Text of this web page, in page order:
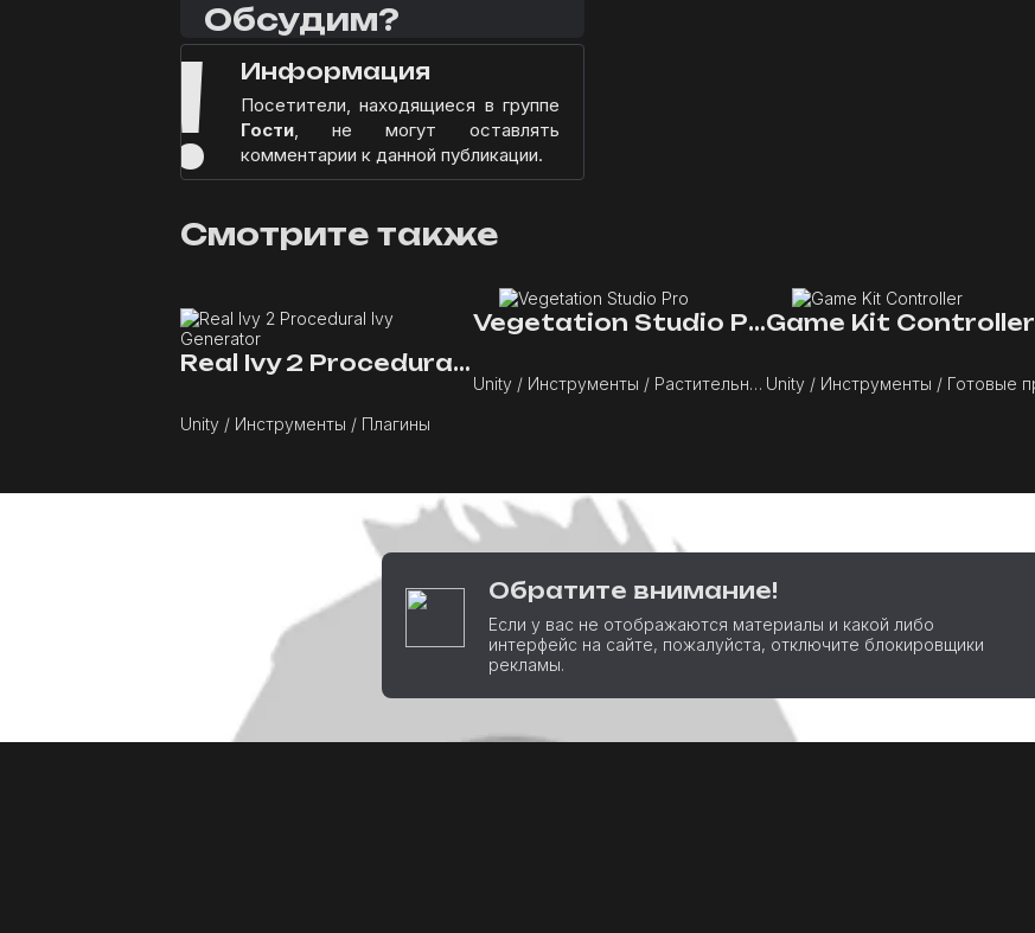
Обсудим?
! Информация
Посетители, находящиеся в группе
Гости, не могут оставлять
комментарии к данной публикации.
Смотрите также
Real Ivy 2 Procedural Ivy Generator
Unity / Инструменты / Плагины
Vegetation Studio Pro
Unity / Инструменты / Растительность
Game Kit Controller
Обратите внимание!
Если у вас не отображаются материалы и какой либо
интерфейс на сайте, пожалуйста, отключите блокировщики
рекламы.